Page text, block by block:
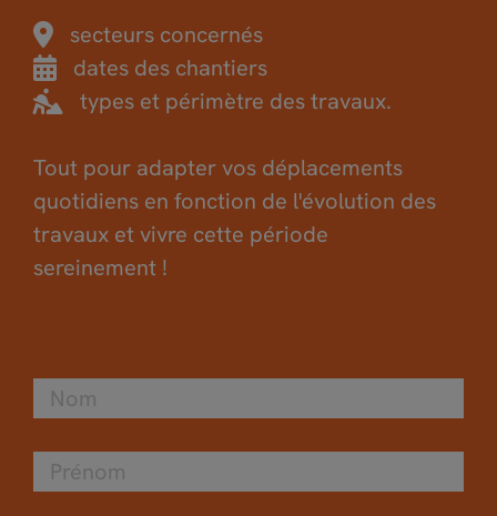
secteurs concernés
dates des chantiers
types et périmètre des travaux.
Tout pour adapter vos déplacements
quotidiens en fonction de l'évolution des
travaux et vivre cette période
sereinement !